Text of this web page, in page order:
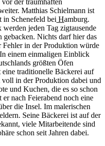
der traumhaften
Matthias Schielmann ist
Schenefeld bei Hamburg.
jeden Tag zigtausende
Nichts darf hier das
Fehler in der Produktion würde
einem einmaligen Einblick
größten Öfen
traditionelle Bäckerei auf
in der Produktion dabei und
und Kuchen, die es so schon
nach Feierabend noch eine
die Insel. Im malerischen
Seine Bäckerei ist auf der
viele Mitarbeitende sind
schon seit Jahren dabei.